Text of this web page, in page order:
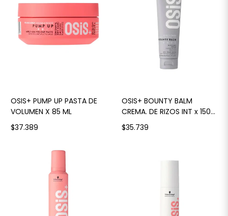
OSIS+ PUMP UP PASTA DE
VOLUMEN X 85 ML
$37.389
OSIS+ BOUNTY BALM
CREMA. DE RIZOS INT x 150
ML
$35.739